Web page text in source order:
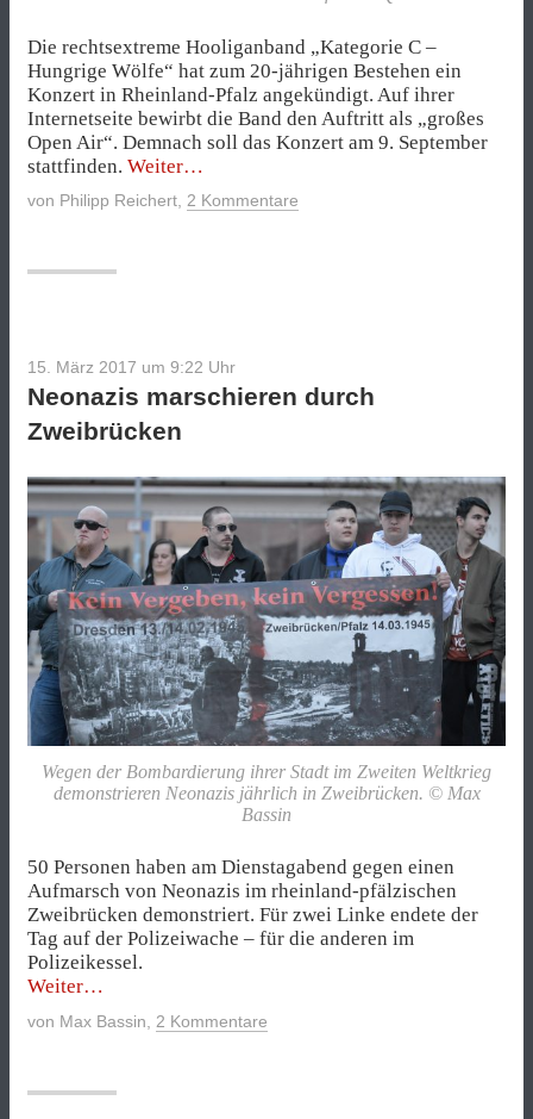
Die rechtsextreme Hooliganband „Kategorie C –
Hungrige Wölfe“ hat zum 20-jährigen Bestehen ein
Konzert in Rheinland-Pfalz angekündigt. Auf ihrer
Internetseite bewirbt die Band den Auftritt als „großes
Open Air“. Demnach soll das Konzert am 9. September
stattfinden. Weiter„Großes
Openair
von Philipp Reichert 2 Kommentare
15. März 2017 um 9:22 Uhr
Neonazis marschieren durch
Zweibrücken
Wegen der Bombardierung ihrer Stadt im Zweiten Weltkrieg
demonstrieren Neonazis jährlich in Zweibrücken. © Max
Bassin
50 Personen haben am Dienstagabend gegen einen
Aufmarsch von Neonazis im rheinland-pfälzischen
Zweibrücken demonstriert. Für zwei Linke endete der
Tag auf der Polizeiwache – für die anderen im
Polizeikessel.
Weiter„Neonazis
durch
von Max Bassin 2 Kommentare